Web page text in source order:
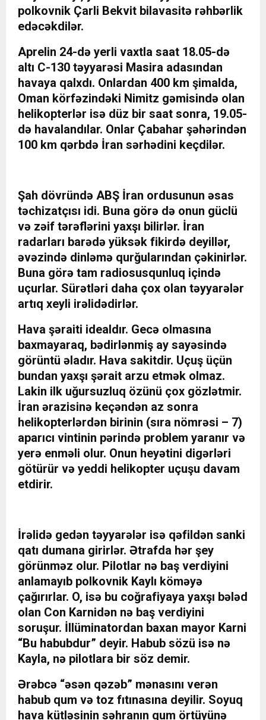
polkovnik Çarli Bekvit bilavasitə rəhbərlik
edəcəkdilər.
Aprelin 24-də yerli vaxtla saat 18.05-də
altı C-130 təyyarəsi Masira adasından
havaya qalxdı. Onlardan 400 km şimalda,
Oman körfəzindəki Nimitz gəmisində olan
helikopterlər isə düz bir saat sonra, 19.05-
də havalandılar. Onlar Çabahar şəhərindən
100 km qərbdə İran sərhədini keçdilər.
Şah dövründə ABŞ İran ordusunun əsas
təchizatçısı idi. Buna görə də onun güclü
və zəif tərəflərini yaxşı bilirlər. İran
radarları barədə yüksək fikirdə deyillər,
əvəzində dinləmə qurğularından çəkinirlər.
Buna görə tam radiosusqunluq içində
uçurlar. Sürətləri daha çox olan təyyarələr
artıq xeyli irəlidədirlər.
Hava şəraiti idealdır. Gecə olmasına
baxmayaraq, bədirlənmiş ay sayəsində
görüntü əladır. Hava sakitdir. Uçuş üçün
bundan yaxşı şərait arzu etmək olmaz.
Lakin ilk uğursuzluq özünü çox gözlətmir.
İran ərazisinə keçəndən az sonra
helikopterlərdən birinin (sıra nömrəsi – 7)
aparıcı vintinin pərində problem yaranır və
yerə enməli olur. Onun heyətini digərləri
götürür və yeddi helikopter uçuşu davam
etdirir.
İrəlidə gedən təyyarələr isə qəfildən sanki
qatı dumana girirlər. Ətrafda hər şey
görünməz olur. Pilotlar nə baş verdiyini
anlamayıb polkovnik Kaylı köməyə
çağırırlar. O, isə bu coğrafiyaya yaxşı bələd
olan Con Karnidən nə baş verdiyini
soruşur. İllüminatordan baxan mayor Karni
“Bu habubdur” deyir. Habub sözü isə nə
Kayla, nə pilotlara bir söz demir.
Ərəbcə “əsən qəzəb” mənasını verən
habub qum və toz fıtınasına deyilir. Soyuq
hava kütləsinin səhranın qum örtüyünə